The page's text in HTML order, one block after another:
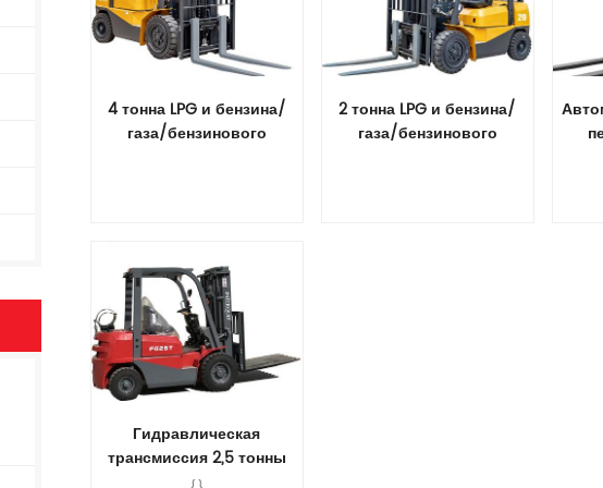
4 тонна LPG и бензина/
газа/бензинового
2 тонна LPG и бензина/
газа/бензинового
Гидравлическая
трансмиссия 2,5 тонны
LPG и бензин/газ/